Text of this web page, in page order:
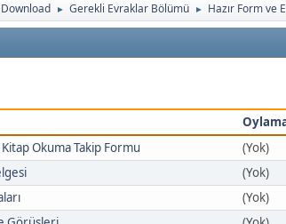
Download ► Gerekli Evraklar Bölümü ► Hazır Form ve
Okuma Takip Formu
(Yok)
(Yok)
(Yok)